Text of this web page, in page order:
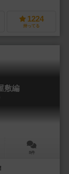
1224
持ってる
敷編
8件